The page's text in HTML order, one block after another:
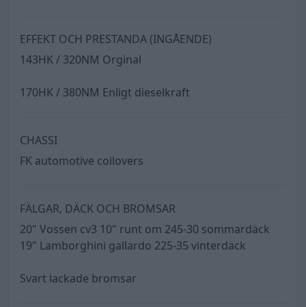
EFFEKT OCH PRESTANDA (INGÅENDE)
143HK / 320NM Orginal
170HK / 380NM Enligt dieselkraft
CHASSI
FK automotive coilovers
FÄLGAR, DÄCK OCH BROMSAR
20" Vossen cv3 10" runt om 245-30 sommardäck
19" Lamborghini gallardo 225-35 vinterdäck
Svart lackade bromsar